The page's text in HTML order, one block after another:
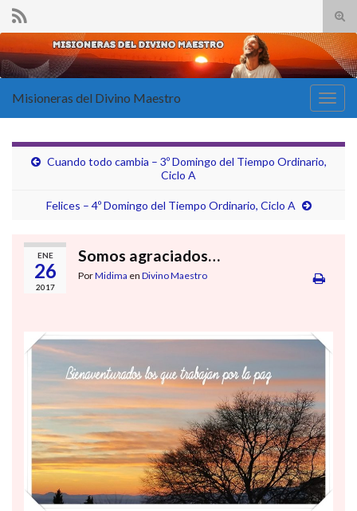
el
de
Search for:
la
Misioneras del Divino Maestro
Cuando todo cambia – 3º Domingo del Tiempo Ordinario,
Ciclo A
Felices – 4º Domingo del Tiempo Ordinario, Ciclo A
ENE
26
2017
Somos agraciados…
PorMidima en Divino Maestro